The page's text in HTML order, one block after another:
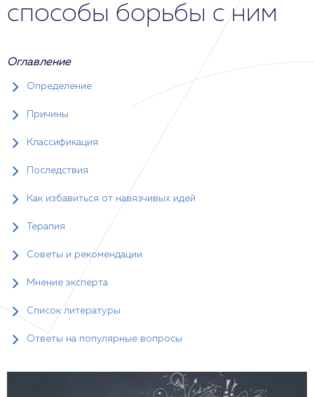
способы борьбы с ним
Оглавление
Определение
Причины
Классификация
Последствия
Как избавиться от навязчивых идей
Терапия
Советы и рекомендации
Мнение эксперта
Список литературы
Ответы на популярные вопросы